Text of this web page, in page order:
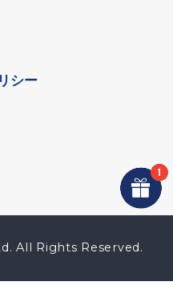
シー
All Rights Reserved.